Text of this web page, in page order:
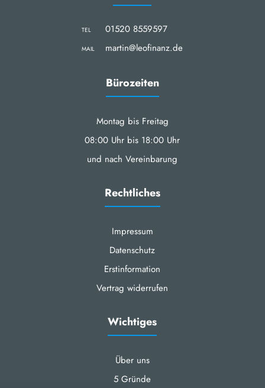
TEL 01520 8559597
MAIL martin@leofinanz.de
Bürozeiten
Montag bis Freitag
08:00 Uhr bis 18:00 Uhr
und nach Vereinbarung
Rechtliches
Impressum
Datenschutz
Erstinformation
Vertrag widerrufen
Wichtiges
Über uns
5 Gründe